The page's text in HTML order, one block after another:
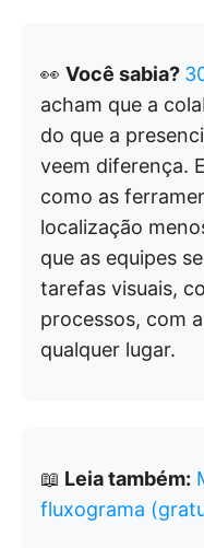
👀 Você sabia?
acham que a
do que a
veem diferença.
como as
localização
que as equipes
tarefas visuais,
processos, com
qualquer lugar.
📖 Leia também:
fluxograma